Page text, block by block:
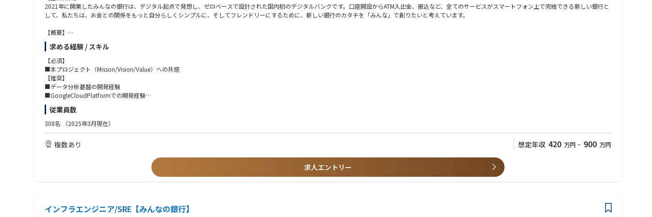
「DMM GAMESの強み」
稼げており、リリースタイトル数も多いため、幅広く豊富な経験を積むことができる
・DMM GAMESのみで会員総数2,200万人という膨大なユーザーが既にプラットフォームにいる
規模感の中でタイトルをリリースできる
・ゲームだけでなくDMMグループ内にアニメ事業部などもあり、メディアミックスをはじめ
幅の広い展開が可能
2021年に開業したみんなの銀行は、デジタル起点で発想し、ゼロベースで設計された国内初のデジタルバンクです。口座開設からATM入出金、振込など、全てのサービスがスマートフォン上で完結できる新しい銀行と
して、私たちは、お金との関係をもっと自分らしくシンプルに、そしてフレンドリーにするために、新しい銀行のカタチを「みんな」で創りたいと考えています。
【概要】
■ビジネスの変化の速さに対応していくためにシステム内製化を推進しており、システム全体のデータのありかたを企画、実装いただけるデータエンジニアを募集しております。
■古い手法や固定観念にとらわれず、新しい手法や技術に積極的に挑戦していける人、アプリ開発者、データサイエンティストなどのステークホルダーと円滑にコミュニケーションできる人を歓迎します。
■分析基盤のシステム（インフラ）、データ連携処理（アプリケーション）、データ自体の管理など所掌範囲が広い職種です。コアとする領域を持ちながら、複数のスキルを延ばしていただくことが可能です。
■ビジネスの変化の速さに対応していくためにシステム内製化を推進しており、その開発を支えるエンジニアチームを牽引していただけるデータエンジニアを募集しております。対象領域は
・Android
・iOS
・Frontend
・Backend
にてそれぞれ募集しております。
■古い手法や固定観念にとらわれず、新しい手法や技術に積極的に挑戦していける人、チーム全体の生産性を考えてくれる人を歓迎します。
みんなの銀行もしくはゼロバンク・デザインファクトリーに出向し、勤務していただきます
求める経験 / スキル
【必須】
■本プロジェクト（Misson/Vision/Value）への共感
【推奨】
■データ分析基盤の開発経験
■GoogleCloudPlatformでの開発経験
■データ利活用プロジェクトのマネジメント経験
【歓迎】
■データ連携処理（ETL処理）の開発経験
■データサイエンティスト、マーケターとの協働経験
従業員数
308名 （2025年3月現在）
複数あり 想定年収 420 万円 ~ 900 万円
求人エントリー
インフラエンジニア/SRE【みんなの銀行】